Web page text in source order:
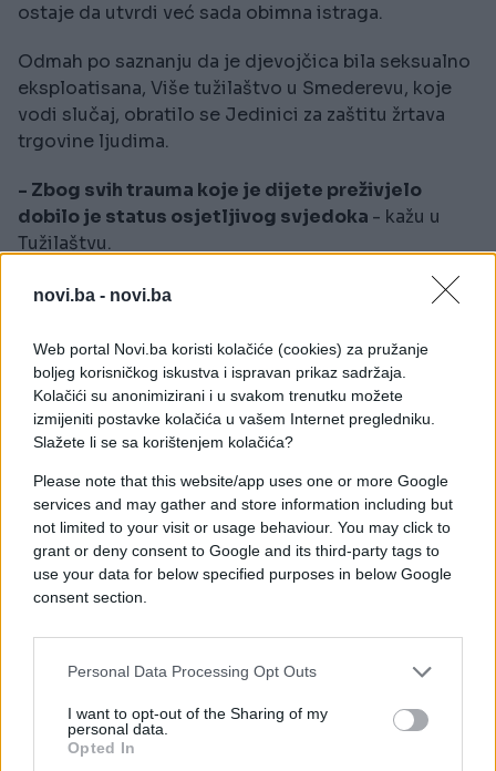
novi.ba - novi.ba
Web portal Novi.ba koristi kolačiće (cookies) za pružanje
boljeg korisničkog iskustva i ispravan prikaz sadržaja.
Kolačići su anonimizirani i u svakom trenutku možete
izmijeniti postavke kolačića u vašem Internet pregledniku.
Slažete li se sa korištenjem kolačića?
Please note that this website/app uses one or more Google
services and may gather and store information including but
not limited to your visit or usage behaviour. You may click to
grant or deny consent to Google and its third-party tags to
use your data for below specified purposes in below Google
consent section.
Personal Data Processing Opt Outs
I want to opt-out of the Sharing of my
personal data.
Opted In
ostaje da utvrdi već sada obimna istraga.
Odmah po saznanju da je djevojčica bila seksualno
eksploatisana, Više tužilaštvo u Smederevu, koje
vodi slučaj, obratilo se Jedinici za zaštitu žrtava
trgovine ljudima.
- Zbog svih trauma koje je dijete preživjelo
dobilo je status osjetljivog svjedoka - kažu u
Tužilaštvu.
Osim roditelja, uhapšeni su i P. S. (32), V. S. (46), . Đ.
Sva četvorica se sumnjiče da su imali seksualne
odnose sa maloljetnom M. M. i da su na taj način
njenom ocu naplaćivali dugove koje je napravio.
Vodi se postupak i protiv M. P. koji je sada mlađi
punoljetnik, ali je kao stariji maloljetnik seksualno
iskoristio dijete, po istom osnovu - duga.
Zbog toga što su dvojica očevih "povjerilaca"
gotovo izvesno bili svjesni da ulaze u odnose sa
djevojčicom od 13 godina, oni će, pored ostalog,
U pitanju su komšije koje su sigurno morale da
znaju koliko dijete ima godina, ako ne tačno, a ono
barem da je maloljetna.